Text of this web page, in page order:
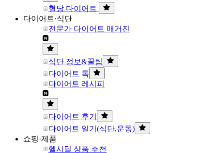
혈당 다이어트
다이어트·식단
전문가 다이어트 매거진
식단 정보&꿀팁
다이어트 톡
다이어트 레시피
다이어트 후기
다이어트 일기(식단,운동)
쇼핑·제품
헬시딜 상품 추천